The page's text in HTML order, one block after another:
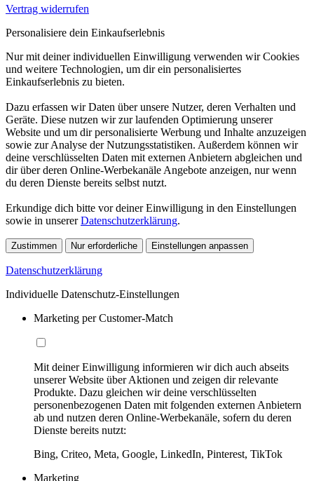
Vertrag widerrufen
Personalisiere dein Einkaufserlebnis
Nur mit deiner individuellen Einwilligung verwenden wir Cookies
und weitere Technologien, um dir ein personalisiertes
Einkaufserlebnis zu bieten.
Dazu erfassen wir Daten über unsere Nutzer, deren Verhalten und
Geräte. Diese nutzen wir zur laufenden Optimierung unserer
Website und um dir personalisierte Werbung und Inhalte anzuzeigen
sowie zur Analyse der Nutzungsstatistiken. Außerdem können wir
deine verschlüsselten Daten mit externen Anbietern abgleichen und
dir über deren Online-Werbekanäle Angebote anzeigen, nur wenn
du deren Dienste bereits selbst nutzt.
Erkundige dich bitte vor deiner Einwilligung in den Einstellungen
sowie in unsererDatenschutzerklärung.
Zustimmen Nur erforderliche Einstellungen anpassen
Datenschutzerklärung
Individuelle Datenschutz-Einstellungen
Marketing per Customer-Match
Mit deiner Einwilligung informieren wir dich auch abseits
unserer Website über Aktionen und zeigen dir relevante
Produkte. Dazu gleichen wir deine verschlüsselten
personenbezogenen Daten mit folgenden externen Anbietern
ab und nutzen deren Online-Werbekanäle, sofern du deren
Dienste bereits nutzt:
Bing, Criteo, Meta, Google, LinkedIn, Pinterest, TikTok
Marketing